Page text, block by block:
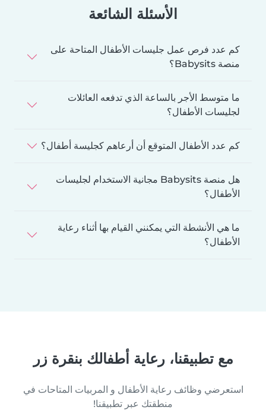
الأسئلة الشائعة
كم عدد فرص عمل جليسات الأطفال المتاحة على
منصة Babysits؟
ما متوسط الأجر بالساعة الذي تدفعه العائلات
لجليسات الأطفال؟
كم عدد الأطفال المتوقع أن أرعاهم كجليسة أطفال؟
هل منصة Babysits مجانية الاستخدام لجليسات
الأطفال؟
ما هي الأنشطة التي يمكنني القيام بها أثناء رعاية
الأطفال؟
مع تطبيقنا، رعاية أطفالك بنقرة زر
استعرضي وظائف رعاية الأطفال و المربيات المتاحات في
منطقتك عبر تطبيقنا!